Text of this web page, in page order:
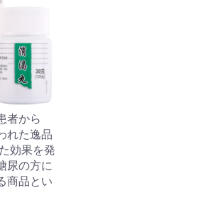
者から
れた逸品
効果を発
尿の方に
商品とい